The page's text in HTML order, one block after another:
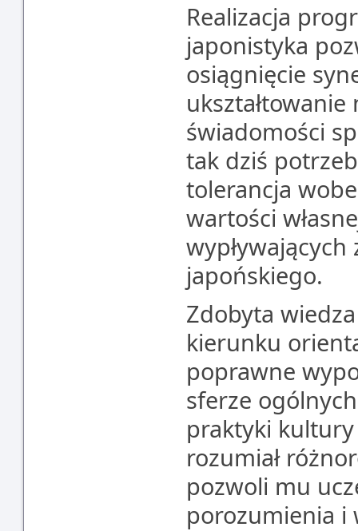
Realizacja
japonistyka
osiągnięcie
świadomości
tak dziś
tolerancja
wartości
japońskiego.
Zdobyta
kierunku
poprawne
sferze
praktyki
rozumiał
pozwoli mu
porozumienia i